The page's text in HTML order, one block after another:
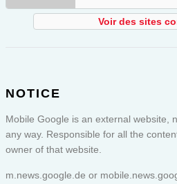
Voir des sites
NOTICE
Mobile Google is an external website,
any way. Responsible for all the
owner of that website.
m.news.google.de or